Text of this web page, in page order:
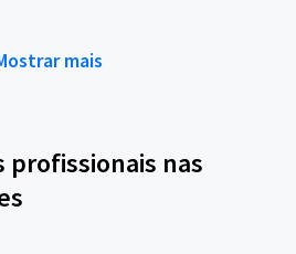
mais
nas